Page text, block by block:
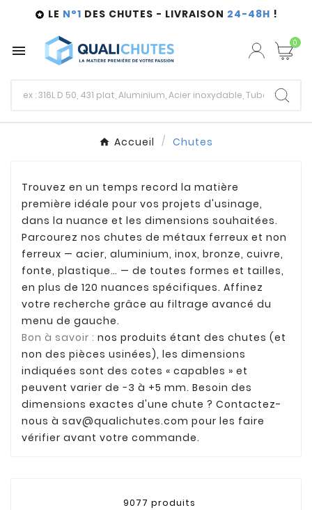
 LE N°1 DES CHUTES - LIVRAISON 24-48H !
 0
Accueil Chutes
Trouvez en un temps record la matière
première idéale pour vos projets d'usinage,
dans la nuance et les dimensions souhaitées.
Parcourez nos chutes de métaux ferreux et non
ferreux — acier, aluminium, inox, bronze, cuivre,
fonte, plastique… — de toutes formes et tailles,
en plus de 120 nuances spécifiques. Affinez
votre recherche grâce au filtrage avancé du
menu de gauche.
Bon à savoir : nos produits étant des chutes (et
non des pièces usinées), les dimensions
indiquées sont des cotes « capables » et
peuvent varier de −3 à +5 mm. Besoin des
dimensions exactes d'une chute ? Contactez-
nous à sav@qualichutes.com pour les faire
vérifier avant votre commande.
9077 produits